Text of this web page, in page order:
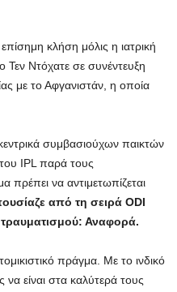
κλήση μόλις η ιατρική
Τεν Ντόχατε σε συνέντευξη
με το Αφγανιστάν, η οποία
συμβασιούχων παικτών
IPL παρά τους
πρέπει να αντιμετωπίζεται
από τη σειρά ODI
Αναφορά.
πράγμα. Με το ινδικό
είναι στα καλύτερά τους